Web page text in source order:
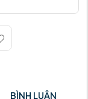
BÌNH LUẬN